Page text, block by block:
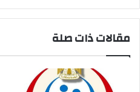
مقالات ذات صلة